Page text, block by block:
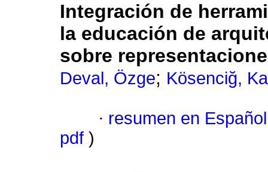
Integración de
la educación de
sobre
Deval, Özge; Kösenciğ,
· resumen en Español
pdf )